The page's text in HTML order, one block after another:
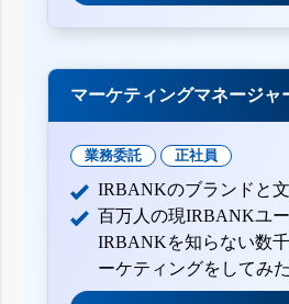
マーケティングマネージャ
業務委託 正社員
IRBANKのブランドと文
百万人の現IRBANKユ
IRBANKを知らない数
ーケティングをしてみた